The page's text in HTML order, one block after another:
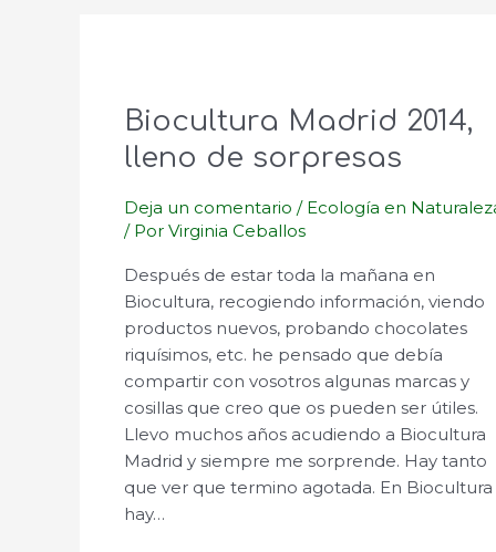
Biocultura Madrid 2014,
lleno de sorpresas
Deja un comentario / Ecología en
/ PorVirginia Ceballos
Después de estar toda la mañana en
Biocultura, recogiendo información, viendo
productos nuevos, probando chocolates
riquísimos, etc. he pensado que debía
compartir con vosotros algunas marcas y
cosillas que creo que os pueden ser útiles.
Llevo muchos años acudiendo a Biocultura
Madrid y siempre me sorprende. Hay tanto
que ver que termino agotada. En Biocultura
hay…